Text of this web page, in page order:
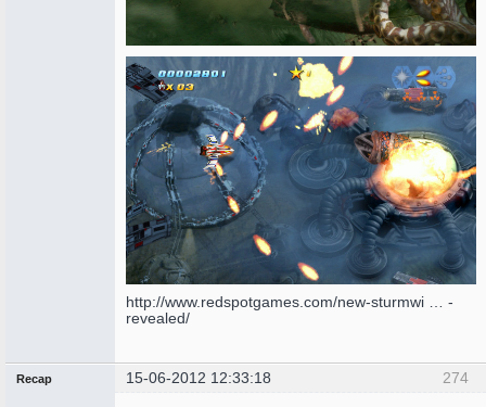
http://www.redspotgames.com/new-sturmwi … -
revealed/
274
Recap 15-06-2012 12:33:18